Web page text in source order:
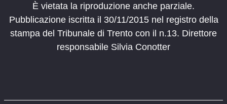
È vietata la riproduzione anche parziale.
Pubblicazione iscritta il 30/11/2015 nel registro della
stampa del Tribunale di Trento con il n.13. Direttore
responsabile Silvia Conotter